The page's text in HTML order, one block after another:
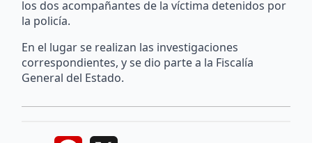
los dos acompañantes de la víctima detenidos por
la policía.
En el lugar se realizan las investigaciones
correspondientes, y se dio parte a la Fiscalía
General del Estado.